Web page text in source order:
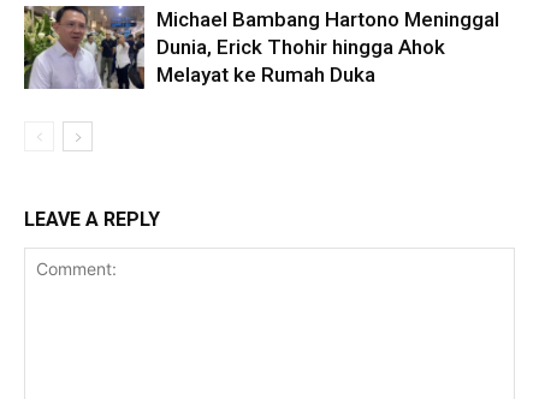
Michael Bambang Hartono Meninggal
Dunia, Erick Thohir hingga Ahok
Melayat ke Rumah Duka
LEAVE A REPLY